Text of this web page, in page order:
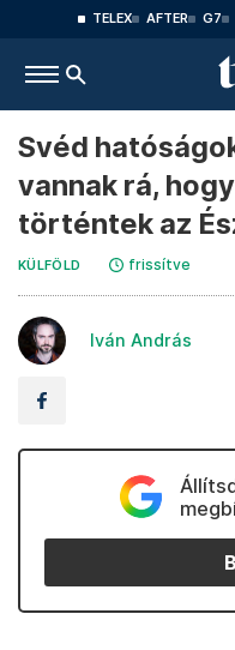
TELEX AFTER G7
Svéd
vannak rá,
történtek az
KÜLFÖLD frissítve
Iván András